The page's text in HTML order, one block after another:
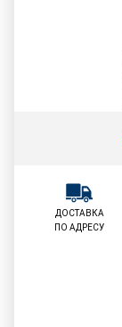
ДОСТАВКА
ПО АДРЕСУ